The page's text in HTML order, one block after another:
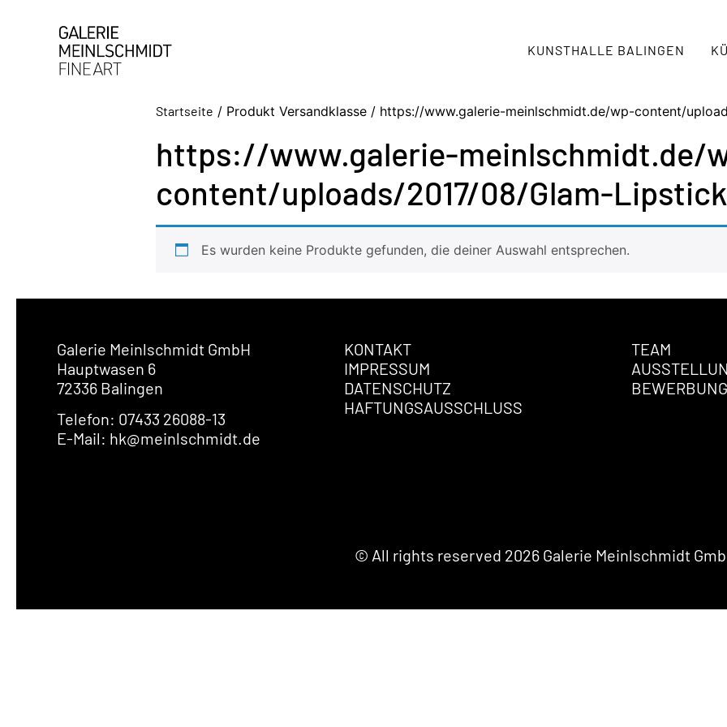
KUNSTHALLE BALINGEN
Startseite / Produkt Versandklasse / https://www.galerie-meinlschmidt.de/wp-content/
https://www.galerie-meinlschmidt.de/
content/uploads/2017/08/Glam-
Es wurden keine Produkte gefunden, die deiner Auswahl entsprechen.
Galerie Meinlschmidt GmbH
Hauptwasen 6
72336 Balingen
Telefon: 07433 26088-13
E-Mail: hk@meinlschmidt.de
KONTAKT
IMPRESSUM
DATENSCHUTZ
HAFTUNGSAUSSCHLUSS
TEAM
© All rights reserved 2026 Galerie Meinlschmidt